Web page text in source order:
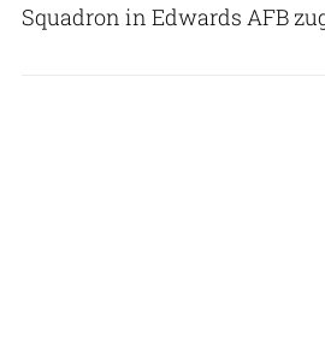
Squadron in Edwards AFB